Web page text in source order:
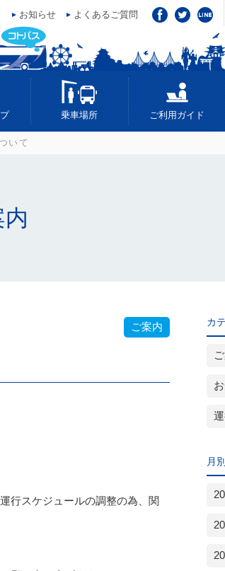
乗車場所 ご利用ガイド
お知らせ よくあるご質問
いて
ご案内
行スケジュールの調整の為、関
カ
月